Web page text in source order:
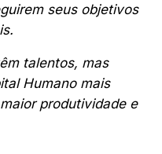
seus objetivos
talentos, mas
Humano mais
produtividade e